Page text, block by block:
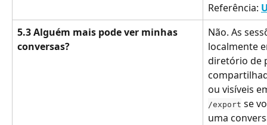
Referência:
5.3 Alguém mais pode ver minhas
conversas?
Não. As
localmente
diretório de
ou visíveis
/export se
uma